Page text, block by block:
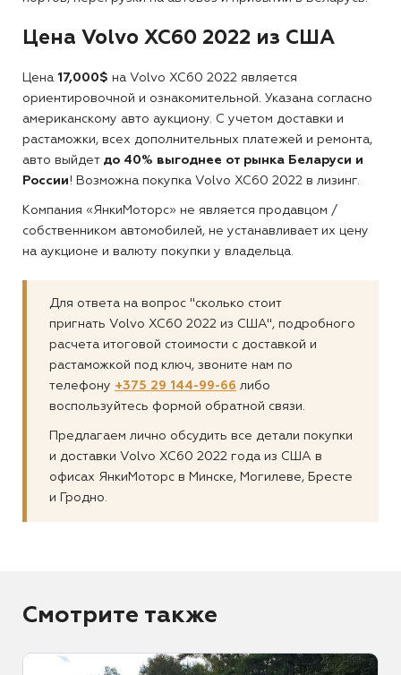
Цена Volvo XC60 2022 из США
Цена 17,000$ на Volvo XC60 2022 является
ориентировочной и ознакомительной. Указана согласно
американскому авто аукциону. С учетом доставки и
растаможки, всех дополнительных платежей и ремонта,
авто выйдет до 40% выгоднее от рынка Беларуси и
России! Возможна покупка Volvo XC60 2022 в лизинг.
Компания «ЯнкиМоторс» не является продавцом /
собственником автомобилей, не устанавливает их цену
на аукционе и валюту покупки у владельца.
Для ответа на вопрос "сколько стоит
пригнать Volvo XC60 2022 из США", подробного
расчета итоговой стоимости с доставкой и
растаможкой под ключ, звоните нам по
телефону +375 29 144-99-66 либо
воспользуйтесь формой обратной связи.
Предлагаем лично обсудить все детали покупки
и доставки Volvo XC60 2022 года из США в
офисах ЯнкиМоторс в Минске, Могилеве, Бресте
и Гродно.
Смотрите также